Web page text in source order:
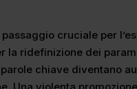
cruciale per
la ridefinizione dei
chiave diventano